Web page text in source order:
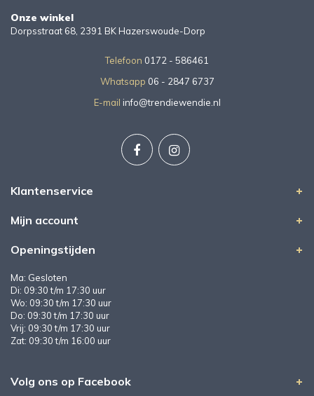
Onze winkel
Dorpsstraat 68, 2391 BK Hazerswoude-Dorp
Telefoon 0172 - 586461
Whatsapp 06 - 2847 6737
E-mail info@trendiewendie.nl
Klantenservice
Mijn account
Openingstijden
Ma: Gesloten
Di: 09:30 t/m 17:30 uur
Wo: 09:30 t/m 17:30 uur
Do: 09:30 t/m 17:30 uur
Vrij: 09:30 t/m 17:30 uur
Zat: 09:30 t/m 16:00 uur
Volg ons op Facebook